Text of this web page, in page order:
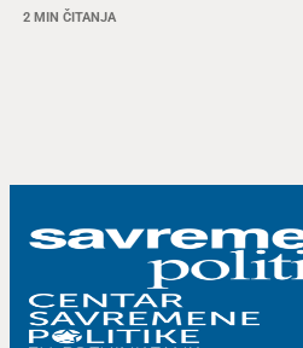
2 MIN ČITANJA